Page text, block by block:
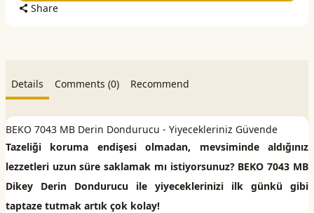
Share
Details Comments (0) Recommend
BEKO 7043 MB Derin Dondurucu - Yiyecekleriniz Güvende
Tazeliği koruma endişesi olmadan, mevsiminde aldığınız
lezzetleri uzun süre saklamak mı istiyorsunuz? BEKO 7043 MB
Dikey Derin Dondurucu ile yiyeceklerinizi ilk günkü gibi
taptaze tutmak artık çok kolay!